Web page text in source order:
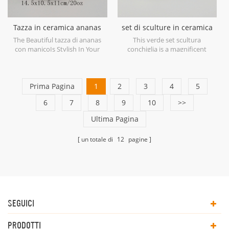
Tazza in ceramica ananas
con manico dorato
The Beautiful tazza di ananas
con manicoIs Stylish In Your
set di sculture in ceramica
verde con guscio
This verde set scultura
conchiglia is a magnificent
Prima Pagina 1 2 3 4
5
6
7 8 9 10
>>
Ultima Pagina
un totale di 12 pagine
SEGUICI
PRODOTTI